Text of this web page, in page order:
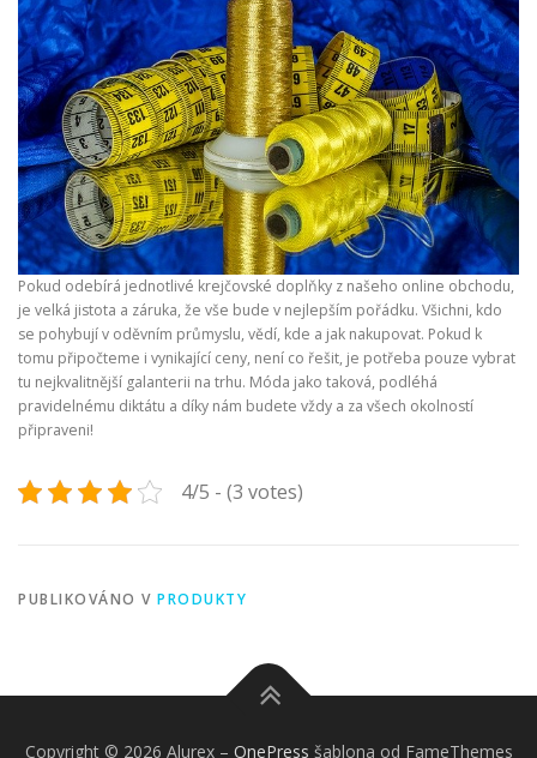
Pokud odebírá jednotlivé krejčovské doplňky z našeho online obchodu,
je velká jistota a záruka, že vše bude v nejlepším pořádku. Všichni, kdo
se pohybují v oděvním průmyslu, vědí, kde a jak nakupovat. Pokud k
tomu připočteme i vynikající ceny, není co řešit, je potřeba pouze vybrat
tu nejkvalitnější galanterii na trhu. Móda jako taková, podléhá
pravidelnému diktátu a díky nám budete vždy a za všech okolností
připraveni!
4/5 - (3 votes)
PUBLIKOVÁNO V PRODUKTY
Copyright © 2026 Alurex – OnePress šablona od FameThemes